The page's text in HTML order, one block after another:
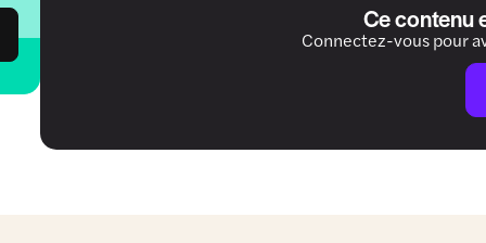
Ce contenu
Connectez-vous pour